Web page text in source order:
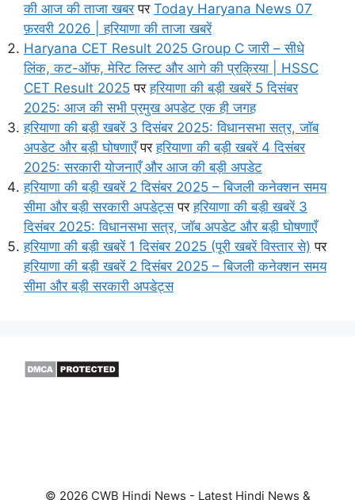
की आज की ताजा खबरपर Today Haryana News 07
फ़रवरी 2026 | हरियाणा की ताजा खबरें
Haryana CET Result 2025 Group C जारी – सीधे
लिंक, कट-ऑफ, मेरिट लिस्ट और आगे की प्रक्रिया | HSSC
CET Result 2025 परहरियाणा की बड़ी खबरें 5 दिसंबर
2025: आज की सभी प्रमुख अपडेट एक ही जगह
हरियाणा की बड़ी खबरें 3 दिसंबर 2025: विधानसभा सत्र, जॉब
अपडेट और बड़ी घोषणाएँपरहरियाणा की बड़ी खबरें 4 दिसंबर
2025: सरकारी योजनाएँ और आज की बड़ी अपडेट
हरियाणा की बड़ी खबरें 2 दिसंबर 2025 – बिजली कनेक्शन समय
सीमा और बड़ी सरकारी अपडेट्सपरहरियाणा की बड़ी खबरें 3
दिसंबर 2025: विधानसभा सत्र, जॉब अपडेट और बड़ी घोषणाएँ
हरियाणा की बड़ी खबरें 1 दिसंबर 2025 (पूरी खबरें विस्तार से) पर
हरियाणा की बड़ी खबरें 2 दिसंबर 2025 – बिजली कनेक्शन समय
सीमा और बड़ी सरकारी अपडेट्स
© 2026 CWB Hindi News - Latest Hindi News &